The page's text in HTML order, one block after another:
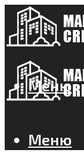
Меню
Меню